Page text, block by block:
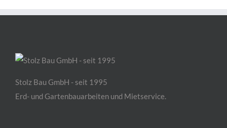
Stolz Bau GmbH - seit 1995
Erd- und Gartenbauarbeiten und Mietservice.